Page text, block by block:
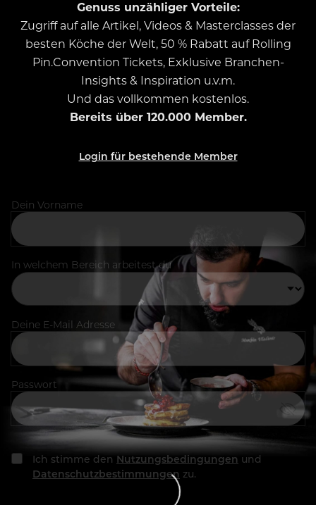
Genuss unzähliger Vorteile:
Zugriff auf alle Artikel, Videos & Masterclasses der
besten Köche der Welt, 50 % Rabatt auf Rolling
Pin.Convention Tickets, Exklusive Branchen-
Insights & Inspiration u.v.m.
Und das vollkommen kostenlos.
Bereits über 120.000 Member.
Login für bestehende Member
Dein Vorname
In welchem Bereich arbeitest du
Deine E-Mail Adresse
Passwort
Ich stimme den Nutzungsbedingungen und
Datenschutzbestimmungen zu.